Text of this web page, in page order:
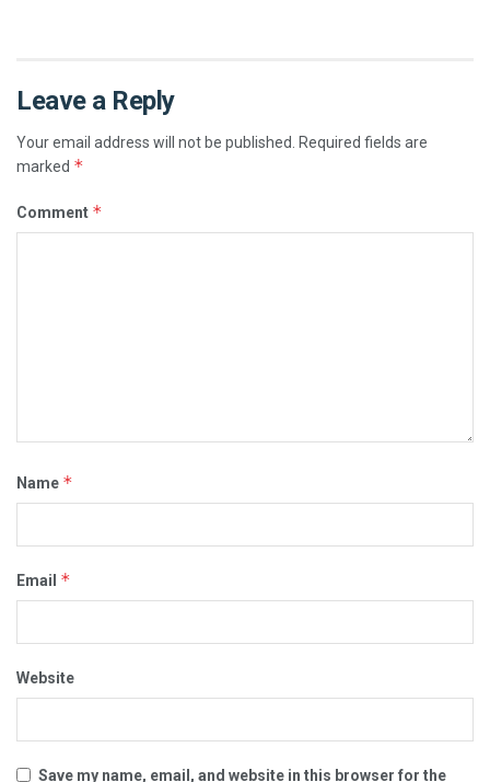
Leave a Reply
Your email address will not be published. Required fields are
marked *
Comment *
Name *
Email *
Website
Save my name, email, and website in this browser for the